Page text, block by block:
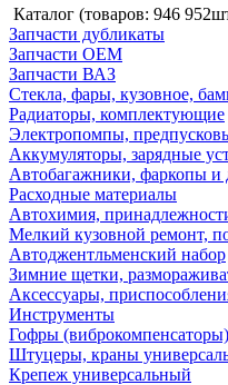
Каталог (товаров: 946
Запчасти дубликаты
Запчасти ОЕМ
Запчасти ВАЗ
Стекла, фары, кузовное,
Радиаторы, комплектующие
Электропомпы,
Аккумуляторы, зарядные
Автобагажники, фаркопы и
Расходные материалы
Автохимия,
Мелкий кузовной ремонт,
Автоджентльменский набор
Зимние щетки,
Аксессуары,
Инструменты
Гофры
Штуцеры, краны
Крепеж универсальный